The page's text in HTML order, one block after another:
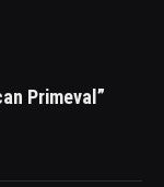
Primeval”